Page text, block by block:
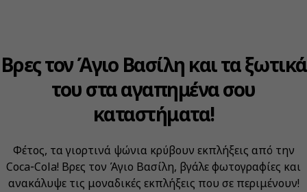
Βρες τον Άγιο Βασίλη και τα ξωτικά
του στα αγαπημένα σου
καταστήματα!
Φέτος, τα γιορτινά ψώνια κρύβουν εκπλήξεις από την
Coca‑Cola! Βρες τον Άγιο Βασίλη, βγάλε φωτογραφίες και
ανακάλυψε τις μοναδικές εκπλήξεις που σε περιμένουν!